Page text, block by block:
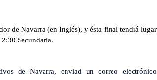
deNavarra (en Inglés), y ésta final tendrá lugar
Secundaria.
de Navarra, enviad un correo electrónico